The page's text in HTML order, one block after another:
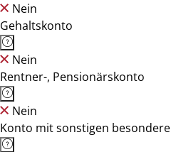
Nein
Gehaltskonto
Nein
Rentner-, Pensionärskonto
Nein
Konto mit sonstigen